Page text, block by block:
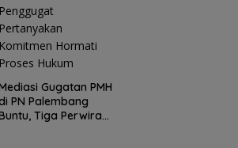
Gugatan PMH
PN Palembang
Tiga Perwira